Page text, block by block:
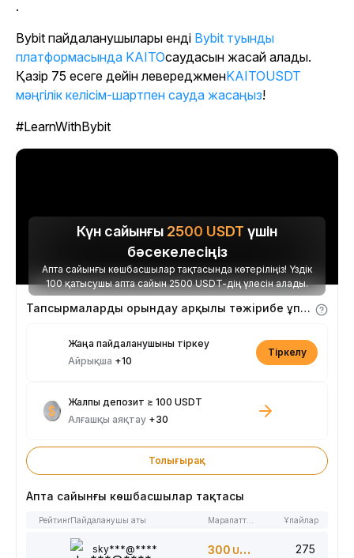
.
Bybit пайдаланушылары енді Bybit туынды
платформасында KAITOсаудасын жасай алады.
Қазір 75 есеге дейін левереджменKAITOUSDT
мәңгілік келісім-шартпен сауда жасаңыз!
#LearnWithBybit
Күн сайынғы 2500 USDT үшін
бәсекелесіңіз
Апта сайынғы көшбасшылар тақтасында көтеріліңіз! Үздік
100 қатысушы апта сайын 2500 USDT-дің үлесін алады.
Тапсырмаларды орындау арқылы тәжірибе ұпайларын алыңыз
Жаңа пайдаланушыны тіркеу
Айрықша +10
Тіркелу
Жалпы депозит ≥ 100 USDT
Алғашқы аяқтау +30
Толығырақ
Апта сайынғы көшбасшылар тақтасы
РейтингПайдаланушы аты Марапаттар Ұпайлар
sky***@**** 300 USDT 275